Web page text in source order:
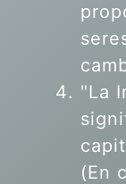
"La
(En